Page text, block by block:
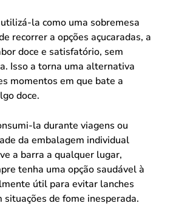
la como uma sobremesa
recorrer a opções açucaradas, a
doce e satisfatório, sem
Isso a torna uma alternativa
momentos em que bate a
doce.
la durante viagens ou
da embalagem individual
a barra a qualquer lugar,
tenha uma opção saudável à
útil para evitar lanches
situações de fome inesperada.